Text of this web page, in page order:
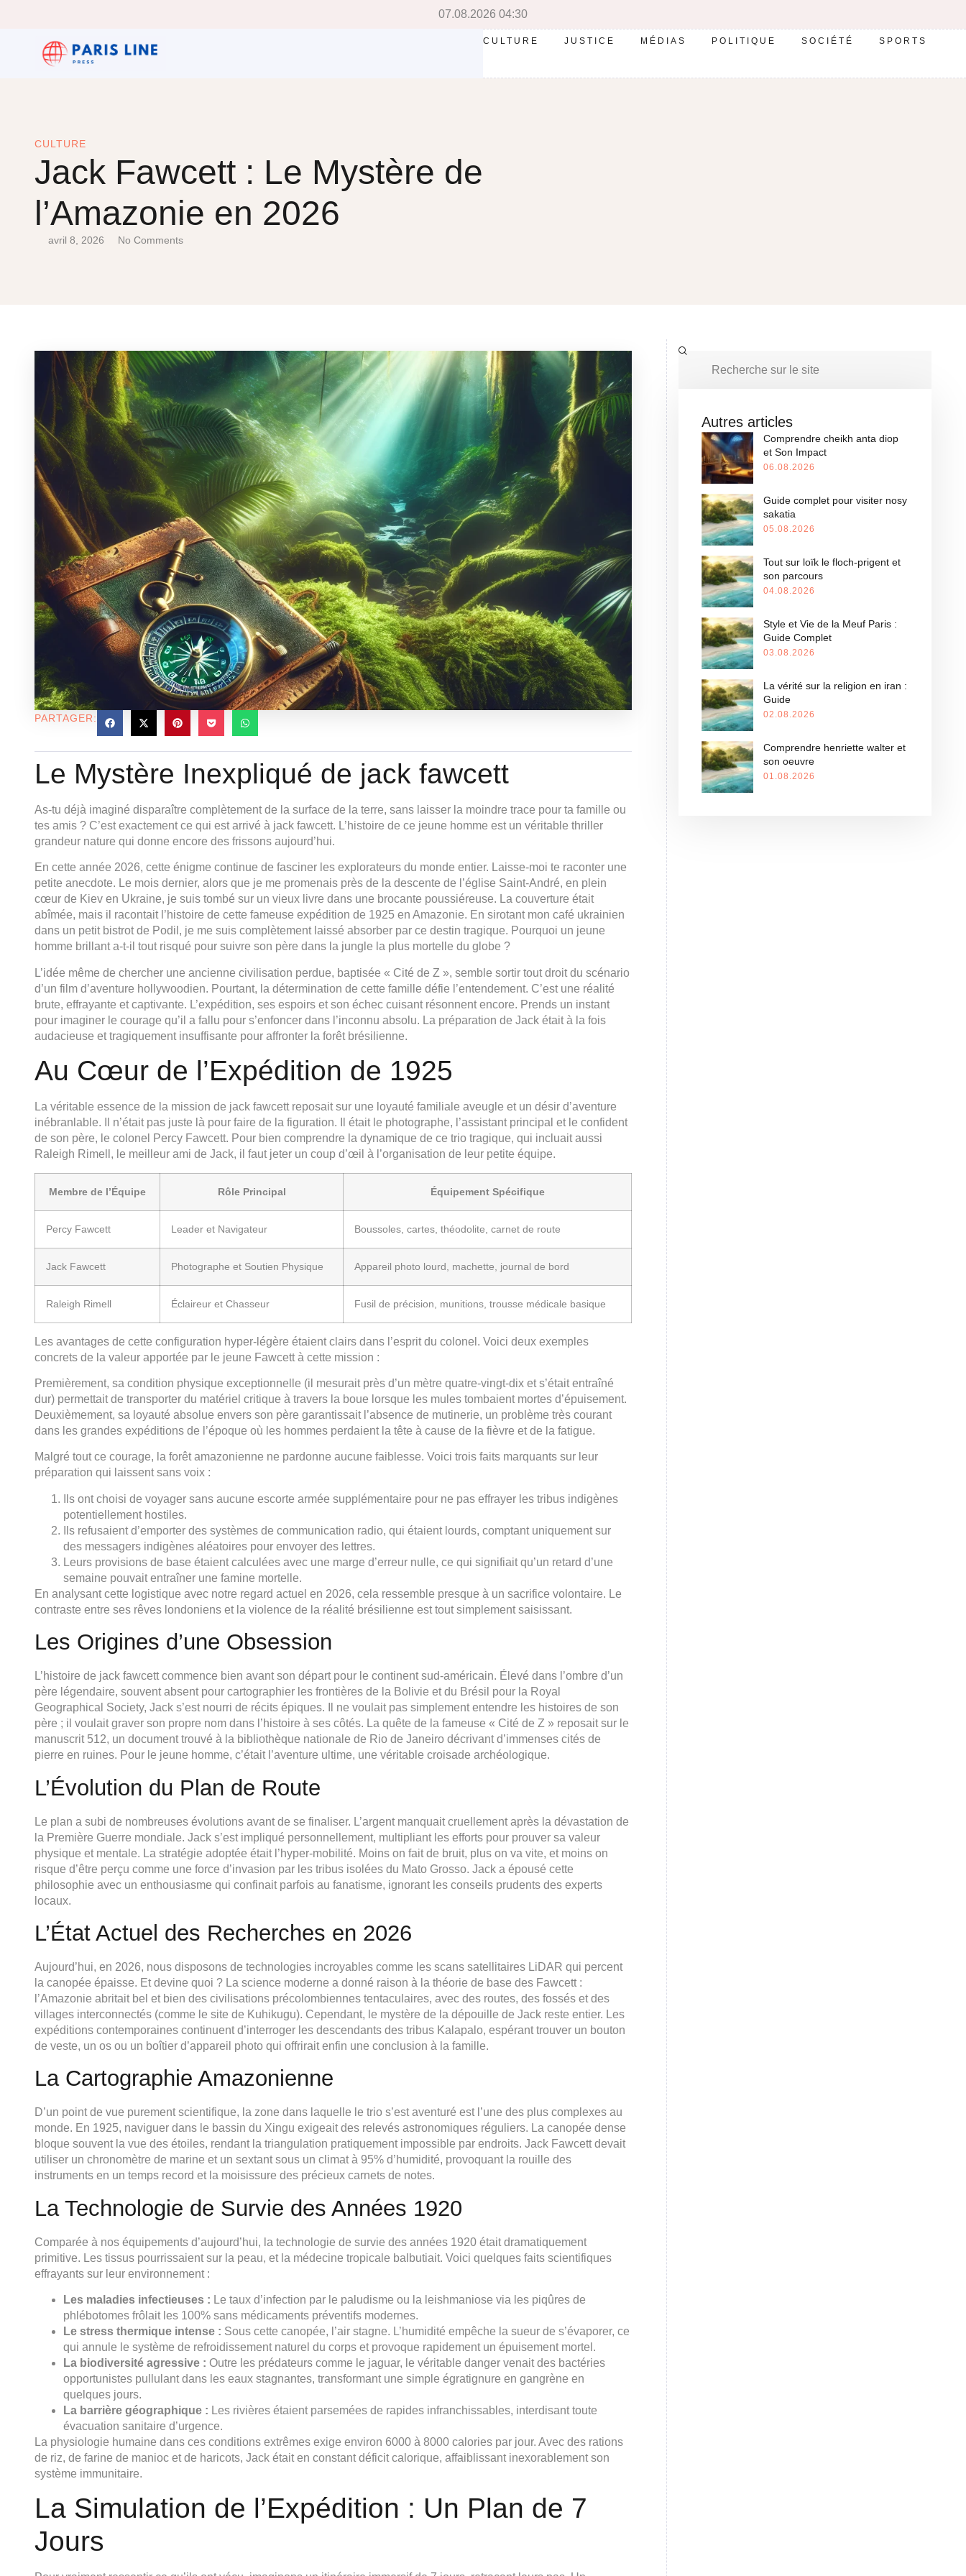
07.08.2026 04:30
CULTURE JUSTICE MÉDIAS POLITIQUE SOCIÉTÉ SPORTS
CULTURE
Jack Fawcett : Le Mystère de
l’Amazonie en 2026
avril 8, 2026 No Comments
PARTAGER:
Le Mystère Inexpliqué de jack fawcett
As-tu déjà imaginé disparaître complètement de la surface de la terre, sans laisser la moindre trace pour ta famille ou
tes amis ? C’est exactement ce qui est arrivé à jack fawcett. L’histoire de ce jeune homme est un véritable thriller
grandeur nature qui donne encore des frissons aujourd’hui.
En cette année 2026, cette énigme continue de fasciner les explorateurs du monde entier. Laisse-moi te raconter une
petite anecdote. Le mois dernier, alors que je me promenais près de la descente de l’église Saint-André, en plein
cœur de Kiev en Ukraine, je suis tombé sur un vieux livre dans une brocante poussiéreuse. La couverture était
abîmée, mais il racontait l’histoire de cette fameuse expédition de 1925 en Amazonie. En sirotant mon café ukrainien
dans un petit bistrot de Podil, je me suis complètement laissé absorber par ce destin tragique. Pourquoi un jeune
homme brillant a-t-il tout risqué pour suivre son père dans la jungle la plus mortelle du globe ?
L’idée même de chercher une ancienne civilisation perdue, baptisée « Cité de Z », semble sortir tout droit du scénario
d’un film d’aventure hollywoodien. Pourtant, la détermination de cette famille défie l’entendement. C’est une réalité
brute, effrayante et captivante. L’expédition, ses espoirs et son échec cuisant résonnent encore. Prends un instant
pour imaginer le courage qu’il a fallu pour s’enfoncer dans l’inconnu absolu. La préparation de Jack était à la fois
audacieuse et tragiquement insuffisante pour affronter la forêt brésilienne.
Au Cœur de l’Expédition de 1925
La véritable essence de la mission de jack fawcett reposait sur une loyauté familiale aveugle et un désir d’aventure
inébranlable. Il n’était pas juste là pour faire de la figuration. Il était le photographe, l’assistant principal et le confident
de son père, le colonel Percy Fawcett. Pour bien comprendre la dynamique de ce trio tragique, qui incluait aussi
Raleigh Rimell, le meilleur ami de Jack, il faut jeter un coup d’œil à l’organisation de leur petite équipe.
Membre de l’Équipe Rôle Principal Équipement Spécifique
Percy Fawcett Leader et Navigateur Boussoles, cartes, théodolite, carnet de route
Jack Fawcett Photographe et Soutien Physique Appareil photo lourd, machette, journal de bord
Raleigh Rimell Éclaireur et Chasseur Fusil de précision, munitions, trousse médicale basique
Les avantages de cette configuration hyper-légère étaient clairs dans l’esprit du colonel. Voici deux exemples
concrets de la valeur apportée par le jeune Fawcett à cette mission :
Premièrement, sa condition physique exceptionnelle (il mesurait près d’un mètre quatre-vingt-dix et s’était entraîné
dur) permettait de transporter du matériel critique à travers la boue lorsque les mules tombaient mortes d’épuisement.
Deuxièmement, sa loyauté absolue envers son père garantissait l’absence de mutinerie, un problème très courant
dans les grandes expéditions de l’époque où les hommes perdaient la tête à cause de la fièvre et de la fatigue.
Malgré tout ce courage, la forêt amazonienne ne pardonne aucune faiblesse. Voici trois faits marquants sur leur
préparation qui laissent sans voix :
Ils ont choisi de voyager sans aucune escorte armée supplémentaire pour ne pas effrayer les tribus indigènes
potentiellement hostiles.
Ils refusaient d’emporter des systèmes de communication radio, qui étaient lourds, comptant uniquement sur
des messagers indigènes aléatoires pour envoyer des lettres.
Leurs provisions de base étaient calculées avec une marge d’erreur nulle, ce qui signifiait qu’un retard d’une
semaine pouvait entraîner une famine mortelle.
En analysant cette logistique avec notre regard actuel en 2026, cela ressemble presque à un sacrifice volontaire. Le
contraste entre ses rêves londoniens et la violence de la réalité brésilienne est tout simplement saisissant.
Les Origines d’une Obsession
L’histoire de jack fawcett commence bien avant son départ pour le continent sud-américain. Élevé dans l’ombre d’un
père légendaire, souvent absent pour cartographier les frontières de la Bolivie et du Brésil pour la Royal
Geographical Society, Jack s’est nourri de récits épiques. Il ne voulait pas simplement entendre les histoires de son
père ; il voulait graver son propre nom dans l’histoire à ses côtés. La quête de la fameuse « Cité de Z » reposait sur le
manuscrit 512, un document trouvé à la bibliothèque nationale de Rio de Janeiro décrivant d’immenses cités de
pierre en ruines. Pour le jeune homme, c’était l’aventure ultime, une véritable croisade archéologique.
L’Évolution du Plan de Route
Le plan a subi de nombreuses évolutions avant de se finaliser. L’argent manquait cruellement après la dévastation de
la Première Guerre mondiale. Jack s’est impliqué personnellement, multipliant les efforts pour prouver sa valeur
physique et mentale. La stratégie adoptée était l’hyper-mobilité. Moins on fait de bruit, plus on va vite, et moins on
risque d’être perçu comme une force d’invasion par les tribus isolées du Mato Grosso. Jack a épousé cette
philosophie avec un enthousiasme qui confinait parfois au fanatisme, ignorant les conseils prudents des experts
locaux.
L’État Actuel des Recherches en 2026
Aujourd’hui, en 2026, nous disposons de technologies incroyables comme les scans satellitaires LiDAR qui percent
la canopée épaisse. Et devine quoi ? La science moderne a donné raison à la théorie de base des Fawcett :
l’Amazonie abritait bel et bien des civilisations précolombiennes tentaculaires, avec des routes, des fossés et des
villages interconnectés (comme le site de Kuhikugu). Cependant, le mystère de la dépouille de Jack reste entier. Les
expéditions contemporaines continuent d’interroger les descendants des tribus Kalapalo, espérant trouver un bouton
de veste, un os ou un boîtier d’appareil photo qui offrirait enfin une conclusion à la famille.
La Cartographie Amazonienne
D’un point de vue purement scientifique, la zone dans laquelle le trio s’est aventuré est l’une des plus complexes au
monde. En 1925, naviguer dans le bassin du Xingu exigeait des relevés astronomiques réguliers. La canopée dense
bloque souvent la vue des étoiles, rendant la triangulation pratiquement impossible par endroits. Jack Fawcett devait
utiliser un chronomètre de marine et un sextant sous un climat à 95% d’humidité, provoquant la rouille des
instruments en un temps record et la moisissure des précieux carnets de notes.
La Technologie de Survie des Années 1920
Comparée à nos équipements d’aujourd’hui, la technologie de survie des années 1920 était dramatiquement
primitive. Les tissus pourrissaient sur la peau, et la médecine tropicale balbutiait. Voici quelques faits scientifiques
effrayants sur leur environnement :
Les maladies infectieuses : Le taux d’infection par le paludisme ou la leishmaniose via les piqûres de
phlébotomes frôlait les 100% sans médicaments préventifs modernes.
Le stress thermique intense : Sous cette canopée, l’air stagne. L’humidité empêche la sueur de s’évaporer, ce
qui annule le système de refroidissement naturel du corps et provoque rapidement un épuisement mortel.
La biodiversité agressive : Outre les prédateurs comme le jaguar, le véritable danger venait des bactéries
opportunistes pullulant dans les eaux stagnantes, transformant une simple égratignure en gangrène en
quelques jours.
La barrière géographique : Les rivières étaient parsemées de rapides infranchissables, interdisant toute
évacuation sanitaire d’urgence.
La physiologie humaine dans ces conditions extrêmes exige environ 6000 à 8000 calories par jour. Avec des rations
de riz, de farine de manioc et de haricots, Jack était en constant déficit calorique, affaiblissant inexorablement son
système immunitaire.
La Simulation de l’Expédition : Un Plan de 7
Jours
Autres articles
Comprendre cheikh anta diop
et Son Impact
06.08.2026
Guide complet pour visiter nosy
sakatia
05.08.2026
Tout sur loïk le floch-prigent et
son parcours
04.08.2026
Style et Vie de la Meuf Paris :
Guide Complet
03.08.2026
La vérité sur la religion en iran :
Guide
02.08.2026
Comprendre henriette walter et
son oeuvre
01.08.2026